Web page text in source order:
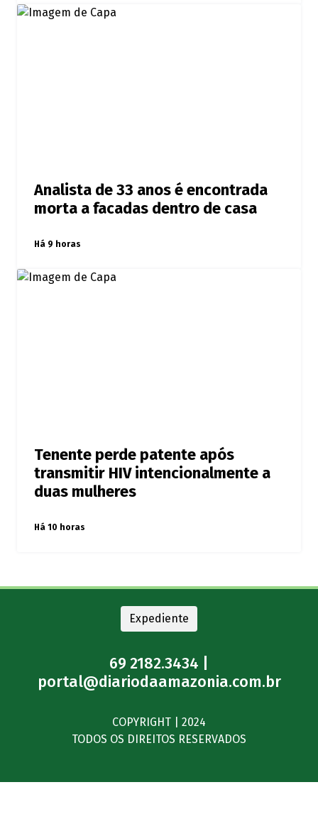
Analista de 33 anos é encontrada
morta a facadas dentro de casa
Há 9 horas
Tenente perde patente após
transmitir HIV intencionalmente a
duas mulheres
Há 10 horas
Expediente
69 2182.3434 |
portal@diariodaamazonia.com.br
COPYRIGHT | 2024
TODOS OS DIREITOS RESERVADOS